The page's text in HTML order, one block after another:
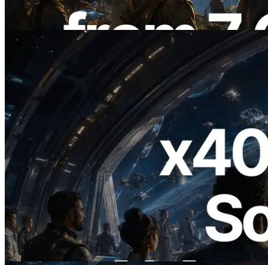
Lesen Sie diesen Artikel
2026.07.04
ERPC startet x402-fähige Solana RPC —
Der Beginn einer Ära, in der KI-Agenten
APIs bei Bedarf bezahlen
Lesen Sie diesen Artikel